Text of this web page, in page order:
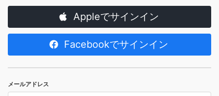
Appleでサインイン
Facebookでサインイン
メールアドレス